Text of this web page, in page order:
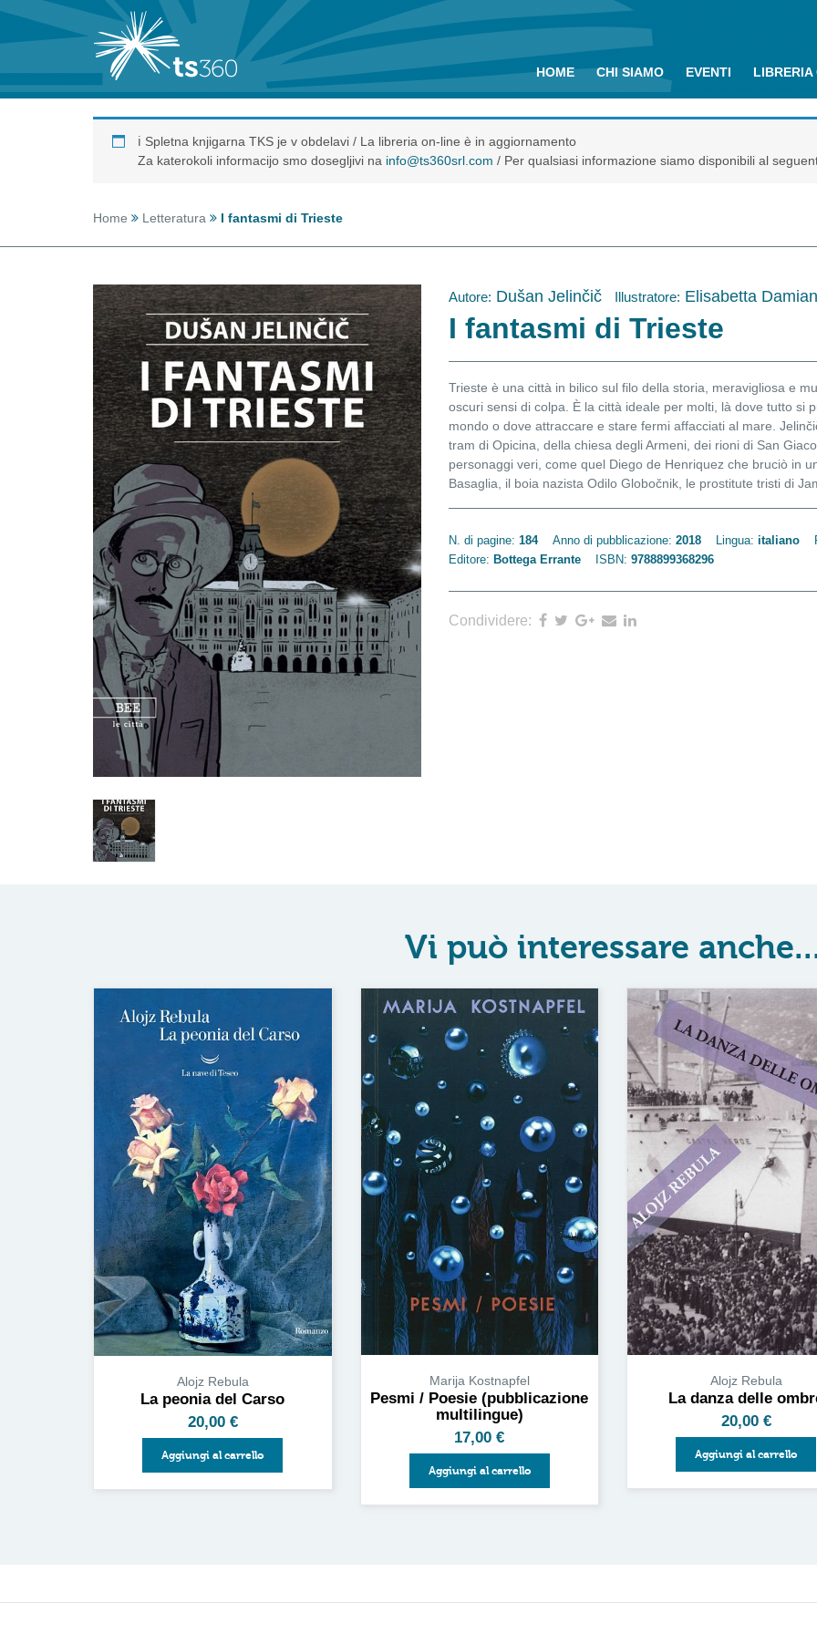
HOME CHI SIAMO EVENTI LIBRERIA
ℹ️ Spletna knjigarna TKS je v obdelavi / La libreria on-line è in aggiornamento
Za katerokoli informacijo smo dosegljivi na info@ts360srl.com / Per qualsiasi informazione siamo disponibili al
Home Letteratura I fantasmi di Trieste
Autore: Dušan Jelinčič Illustratore: Elisabetta
I fantasmi di Trieste
Trieste è una città in bilico sul filo della storia, meravigliosa e
oscuri sensi di colpa. È la città ideale per molti, là dove tutto si
mondo o dove attraccare e stare fermi affacciati al mare.
tram di Opicina, della chiesa degli Armeni, dei rioni di San
personaggi veri, come quel Diego de Henriquez che bruciò in
Basaglia, il boia nazista Odilo Globočnik, le prostitute tristi di
N. di pagine: 184 Anno di pubblicazione: 2018 Lingua: italiano
Editore: Bottega Errante ISBN: 9788899368296
Condividere:
Vi può interessare
Alojz Rebula
La peonia del Carso
20,00 €
Aggiungi al carrello
Marija Kostnapfel
Pesmi / Poesie (pubblicazione
multilingue)
17,00€
Aggiungi al carrello
Alojz Rebula
La danza delle
20,00 €
Aggiungi al carrello